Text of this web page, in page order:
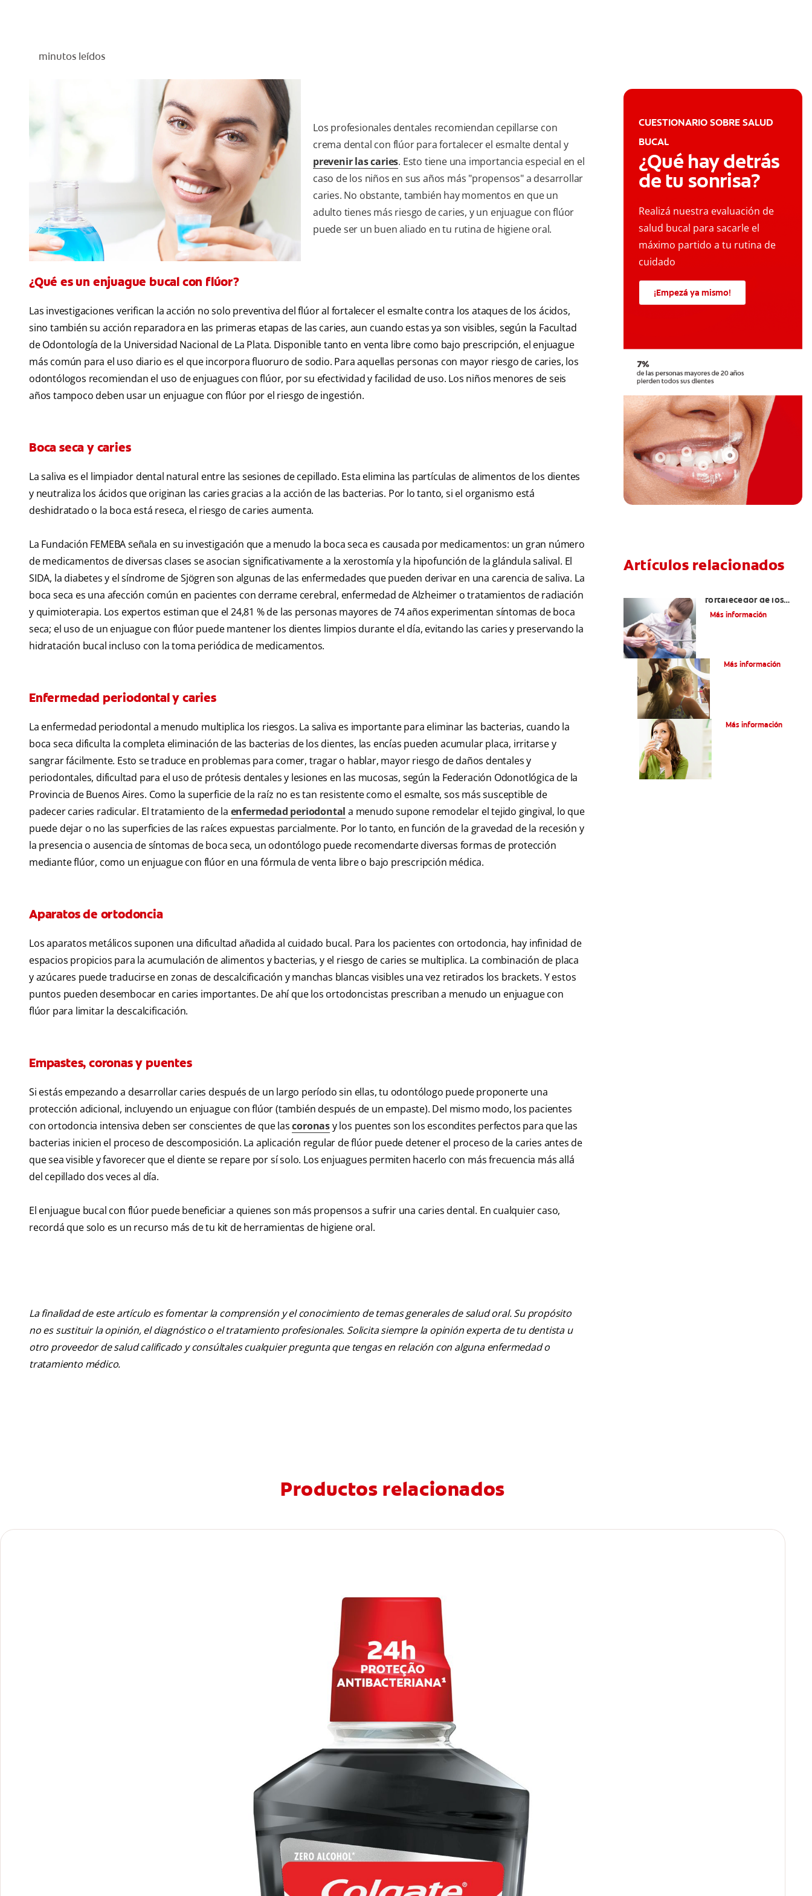
minutos leídos
Los profesionales dentales recomiendan cepillarse con
crema dental con flúor para fortalecer el esmalte dental y
prevenir las caries. Esto tiene una importancia especial en el
caso de los niños en sus años más "propensos" a desarrollar
caries. No obstante, también hay momentos en que un
adulto tienes más riesgo de caries, y un enjuague con flúor
puede ser un buen aliado en tu rutina de higiene oral.
¿Qué es un enjuague bucal con flúor?
Las investigaciones verifican la acción no solo preventiva del flúor al fortalecer el esmalte contra los ataques de los ácidos,
sino también su acción reparadora en las primeras etapas de las caries, aun cuando estas ya son visibles, según la Facultad
de Odontología de la Universidad Nacional de La Plata. Disponible tanto en venta libre como bajo prescripción, el enjuague
más común para el uso diario es el que incorpora fluoruro de sodio. Para aquellas personas con mayor riesgo de caries, los
odontólogos recomiendan el uso de enjuagues con flúor, por su efectividad y facilidad de uso. Los niños menores de seis
años tampoco deben usar un enjuague con flúor por el riesgo de ingestión.
Boca seca y caries
La saliva es el limpiador dental natural entre las sesiones de cepillado. Esta elimina las partículas de alimentos de los dientes
y neutraliza los ácidos que originan las caries gracias a la acción de las bacterias. Por lo tanto, si el organismo está
deshidratado o la boca está reseca, el riesgo de caries aumenta.
La Fundación FEMEBA señala en su investigación que a menudo la boca seca es causada por medicamentos: un gran número
de medicamentos de diversas clases se asocian significativamente a la xerostomía y la hipofunción de la glándula salival. El
SIDA, la diabetes y el síndrome de Sjögren son algunas de las enfermedades que pueden derivar en una carencia de saliva. La
boca seca es una afección común en pacientes con derrame cerebral, enfermedad de Alzheimer o tratamientos de radiación
y quimioterapia. Los expertos estiman que el 24,81 % de las personas mayores de 74 años experimentan síntomas de boca
seca; el uso de un enjuague con flúor puede mantener los dientes limpios durante el día, evitando las caries y preservando la
hidratación bucal incluso con la toma periódica de medicamentos.
Enfermedad periodontal y caries
La enfermedad periodontal a menudo multiplica los riesgos. La saliva es importante para eliminar las bacterias, cuando la
boca seca dificulta la completa eliminación de las bacterias de los dientes, las encías pueden acumular placa, irritarse y
sangrar fácilmente. Esto se traduce en problemas para comer, tragar o hablar, mayor riesgo de daños dentales y
periodontales, dificultad para el uso de prótesis dentales y lesiones en las mucosas, según la Federación Odonotlógica de la
Provincia de Buenos Aires. Como la superficie de la raíz no es tan resistente como el esmalte, sos más susceptible de
padecer caries radicular. El tratamiento de la enfermedad periodontal a menudo supone remodelar el tejido gingival, lo que
puede dejar o no las superficies de las raíces expuestas parcialmente. Por lo tanto, en función de la gravedad de la recesión y
la presencia o ausencia de síntomas de boca seca, un odontólogo puede recomendarte diversas formas de protección
mediante flúor, como un enjuague con flúor en una fórmula de venta libre o bajo prescripción médica.
Aparatos de ortodoncia
Los aparatos metálicos suponen una dificultad añadida al cuidado bucal. Para los pacientes con ortodoncia, hay infinidad de
espacios propicios para la acumulación de alimentos y bacterias, y el riesgo de caries se multiplica. La combinación de placa
y azúcares puede traducirse en zonas de descalcificación y manchas blancas visibles una vez retirados los brackets. Y estos
puntos pueden desembocar en caries importantes. De ahí que los ortodoncistas prescriban a menudo un enjuague con
flúor para limitar la descalcificación.
Empastes, coronas y puentes
Si estás empezando a desarrollar caries después de un largo período sin ellas, tu odontólogo puede proponerte una
protección adicional, incluyendo un enjuague con flúor (también después de un empaste). Del mismo modo, los pacientes
con ortodoncia intensiva deben ser conscientes de que lascoronasy los puentes son los escondites perfectos para que las
bacterias inicien el proceso de descomposición. La aplicación regular de flúor puede detener el proceso de la caries antes de
que sea visible y favorecer que el diente se repare por sí solo. Los enjuagues permiten hacerlo con más frecuencia más allá
del cepillado dos veces al día.
El enjuague bucal con flúor puede beneficiar a quienes son más propensos a sufrir una caries dental. En cualquier caso,
recordá que solo es un recurso más de tu kit de herramientas de higiene oral.
La finalidad de este artículo es fomentar la comprensión y el conocimiento de temas generales de salud oral. Su propósito
no es sustituir la opinión, el diagnóstico o el tratamiento profesionales. Solicita siempre la opinión experta de tu dentista u
otro proveedor de salud calificado y consúltales cualquier pregunta que tengas en relación con alguna enfermedad o
tratamiento médico.
CUESTIONARIO SOBRE SALUD
BUCAL
¿Qué hay detrás
de tu sonrisa?
Realizá nuestra evaluación de
salud bucal para sacarle el
máximo partido a tu rutina de
cuidado
¡Empezá ya mismo!
Artículos relacionados
fortalecedor de los
dientes
Más información
Más información
Más información
Productos relacionados